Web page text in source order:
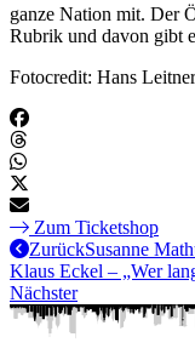
ganze Nation mit. Der
Rubrik und davon gibt
Fotocredit: Hans Leitner
Zum Ticketshop
ZurückSusanne
Klaus Eckel – „Wer
Nächster